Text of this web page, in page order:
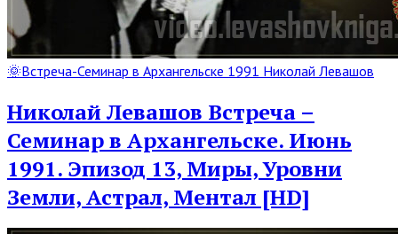
Read
Post
🌞Встреча-Семинар в Архангельске 1991 Николай Левашов
Николай Левашов Встреча –
Семинар в Архангельске. Июнь
1991. Эпизод 13, Миры, Уровни
Земли, Астрал, Ментал [HD]